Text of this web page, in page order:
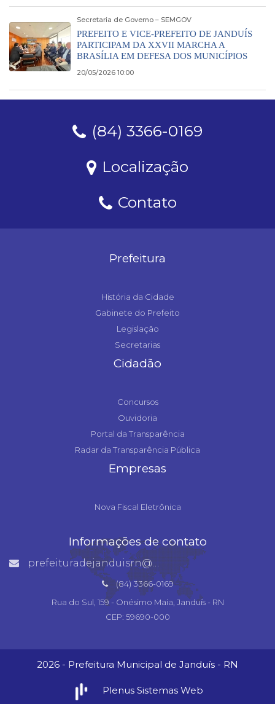
Secretaria de Governo – SEMGOV
PREFEITO E VICE-PREFEITO DE JANDUÍS
PARTICIPAM DA XXVII MARCHA A
BRASÍLIA EM DEFESA DOS MUNICÍPIOS
20/05/2026 10:00
(84) 3366-0169
Localização
Contato
Prefeitura
História da Cidade
Gabinete do Prefeito
Legislação
Secretarias
Cidadão
Concursos
Ouvidoria
Portal da Transparência
Radar da Transparência Pública
Empresas
Nova Fiscal Eletrônica
Informações de contato
prefeituradejanduisrn@gmail.com
(84) 3366-0169
Rua do Sul, 159 - Onésimo Maia, Janduís - RN
CEP: 59690-000
2026 - Prefeitura Municipal de Janduís - RN
Plenus Sistemas Web